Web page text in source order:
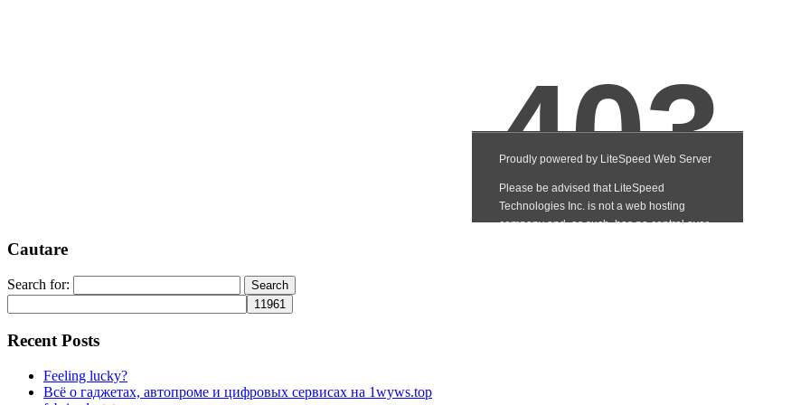
Cautare
Search for:
Recent Posts
Feeling lucky?
Всё о гаджетах, автопроме и цифровых сервисах на 1wyws.top